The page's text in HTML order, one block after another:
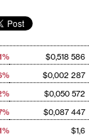
$0,518 586
$0,002 287
$0,050 572
$0,087 447
$1,6